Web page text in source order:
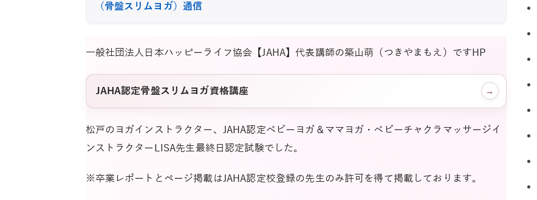
（骨盤スリムヨガ）通信
一般社団法人日本ハッピーライフ協会【JAHA】代表講師の築山萌（つきやまもえ）です HP
JAHA認定骨盤スリムヨガ資格講座 →
松戸のヨガインストラクター、JAHA認定ベビーヨガ＆ママヨガ・ベビーチャクラマッサージイ
ンストラクターLISA先生最終日認定試験でした。
※卒業レポートとページ掲載はJAHA認定校登録の先生のみ許可を得て掲載しております。